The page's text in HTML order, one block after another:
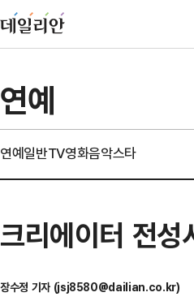
연예
연예일반TV영화음악스타
크리에이터 전
장수정 기자 (jsj8580@dailian.co.kr)